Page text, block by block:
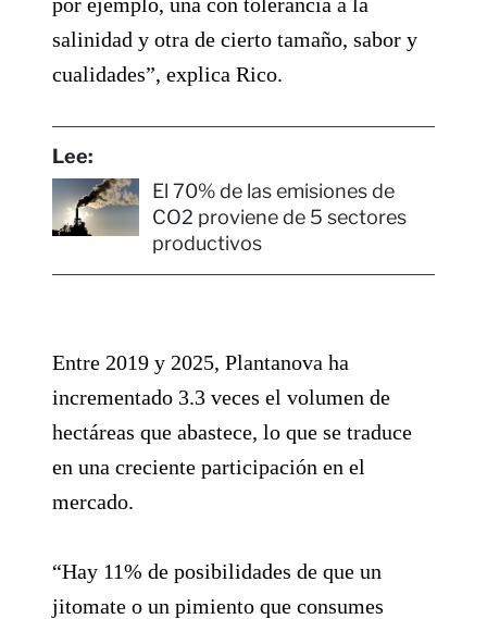
salinidad y otra de cierto tamaño, sabor y
cualidades”, explica Rico.
Lee:
El 70% de las emisiones de
CO2 proviene de 5 sectores
productivos
Entre 2019 y 2025, Plantanova ha
incrementado 3.3 veces el volumen de
hectáreas que abastece, lo que se traduce
en una creciente participación en el
mercado.
“Hay 11% de posibilidades de que un
jitomate o un pimiento que consumes